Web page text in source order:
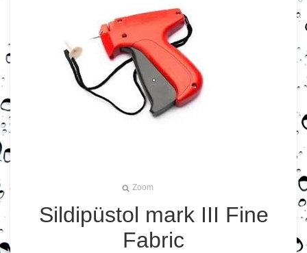
Zoom
Sildipüstol mark III Fine
Fabric